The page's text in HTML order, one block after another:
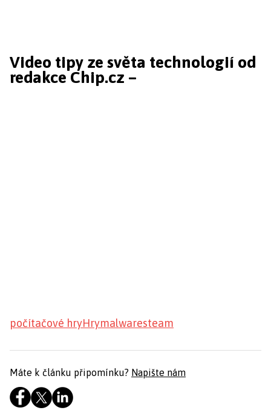
Video tipy ze světa technologií od
redakce Chip.cz –
počítačové hryHrymalwaresteam
Máte k článku připomínku? Napište nám